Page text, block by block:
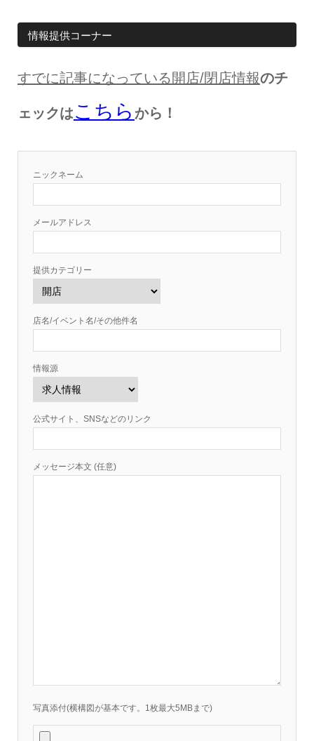
情報提供コーナー
すでに記事になっている開店/閉店情報のチ
ェックはこちら から！
ニックネーム
メールアドレス
提供カテゴリー
店名/イベント名/その他件名
情報源
公式サイト、SNSなどのリンク
メッセージ本文 (任意)
写真添付(横構図が基本です。1枚最大5MBまで)